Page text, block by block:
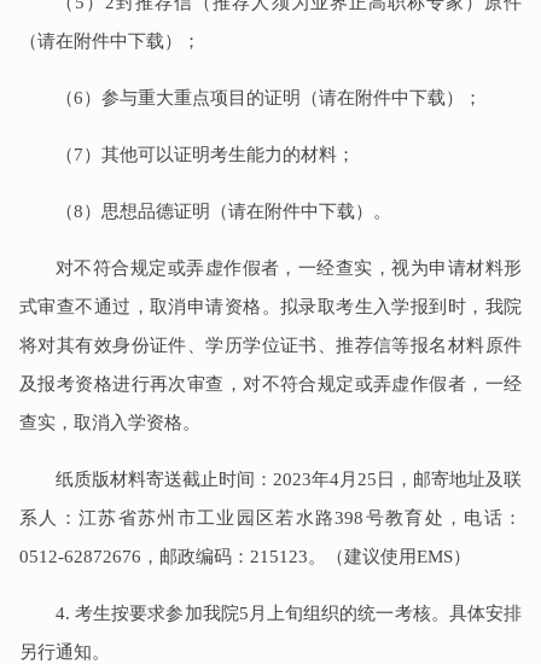
（请在附件中下载）；
（6）参与重大重点项目的证明（请在附件中下载）；
（7）其他可以证明考生能力的材料；
（8）思想品德证明（请在附件中下载）。
对不符合规定或弄虚作假者，一经查实，视为申请材料形
式审查不通过，取消申请资格。拟录取考生入学报到时，我院
将对其有效身份证件、学历学位证书、推荐信等报名材料原件
及报考资格进行再次审查，对不符合规定或弄虚作假者，一经
查实，取消入学资格。
纸质版材料寄送截止时间：2023年4月25日，邮寄地址及联
系人：江苏省苏州市工业园区若水路398号教育处，电话：
0512-62872676，邮政编码：215123。（建议使用EMS）
4. 考生按要求参加我院5月上旬组织的统一考核。具体安排
另行通知。